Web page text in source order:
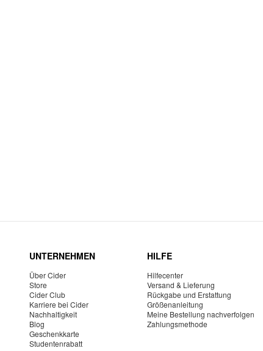
UNTERNEHMEN
Über Cider
Store
Cider Club
Karriere bei Cider
Nachhaltigkeit
Blog
Geschenkkarte
Studentenrabatt
HILFE
Hilfecenter
Versand & Lieferung
Rückgabe und Erstattung
Größenanleitung
Meine Bestellung nachverfolgen
Zahlungsmethode